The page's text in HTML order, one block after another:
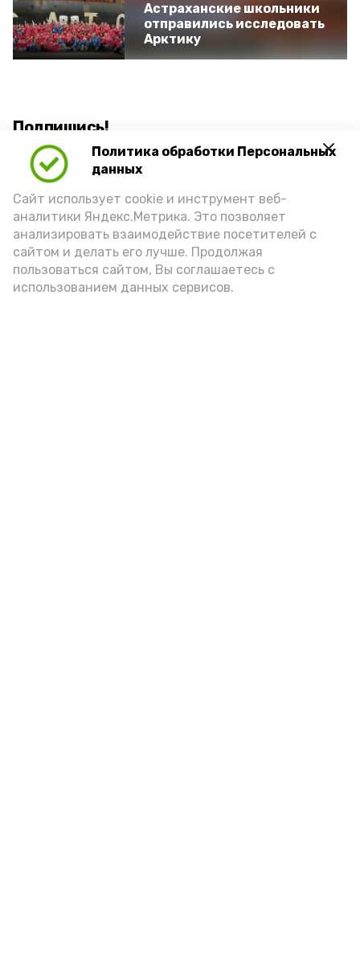
Политика обработки Персональных
данных
Сайт использует cookie и инструмент веб-
аналитики Яндекс.Метрика. Это позволяет
анализировать взаимодействие посетителей с
сайтом и делать его лучше. Продолжая
пользоваться сайтом, Вы соглашаетесь с
использованием данных сервисов.
Астраханские школьники
отправились исследовать
Арктику
Подпишись!
А24 в MAX А24 в Вконтакте